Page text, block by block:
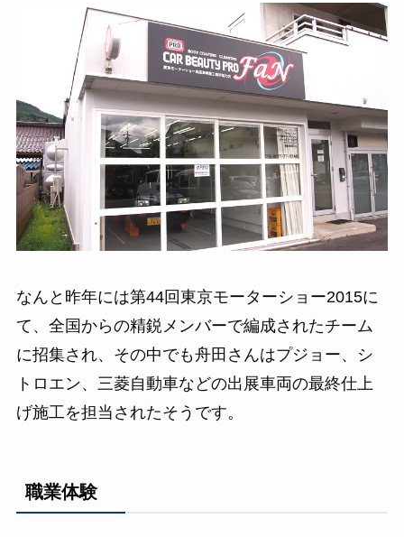
なんと昨年には第44回東京モーターショー2015に
て、全国からの精鋭メンバーで編成されたチーム
に招集され、その中でも舟田さんはプジョー、シ
トロエン、三菱自動車などの出展車両の最終仕上
げ施工を担当されたそうです。
職業体験